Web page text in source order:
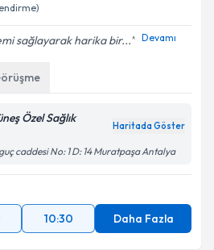
sağlayarak harika bir... Devamı
Özel Sağlık
Haritada Göster
caddesi No: 1 D: 14 Muratpaşa Antalya
10:30 Daha Fazla